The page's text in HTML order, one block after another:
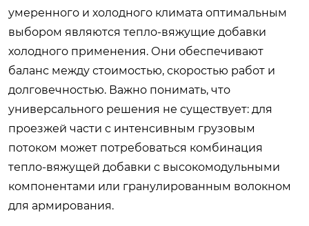
умеренного и холодного климата оптимальным
выбором являются тепло-вяжущие добавки
холодного применения. Они обеспечивают
баланс между стоимостью, скоростью работ и
долговечностью. Важно понимать, что
универсального решения не существует: для
проезжей части с интенсивным грузовым
потоком может потребоваться комбинация
тепло-вяжущей добавки с высокомодульными
компонентами или гранулированным волокном
для армирования.